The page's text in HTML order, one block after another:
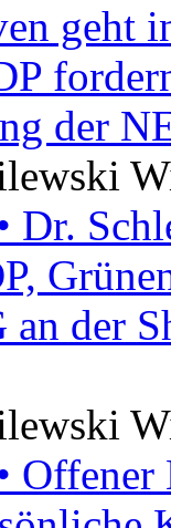
geht
der
Dr.
der